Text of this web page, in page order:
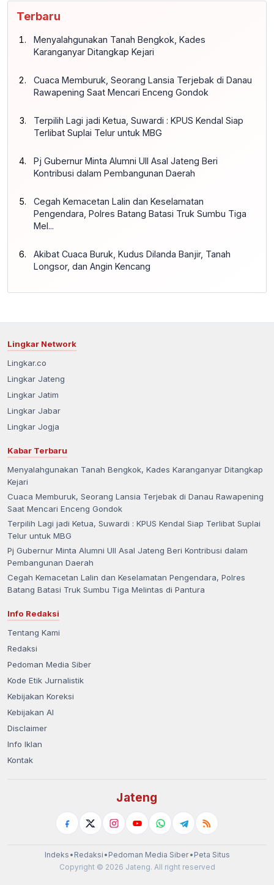
Terbaru
Menyalahgunakan Tanah Bengkok, Kades
Karanganyar Ditangkap Kejari
Cuaca Memburuk, Seorang Lansia Terjebak di Danau
Rawapening Saat Mencari Enceng Gondok
Terpilih Lagi jadi Ketua, Suwardi : KPUS Kendal Siap
Terlibat Suplai Telur untuk MBG
Pj Gubernur Minta Alumni UII Asal Jateng Beri
Kontribusi dalam Pembangunan Daerah
Cegah Kemacetan Lalin dan Keselamatan
Pengendara, Polres Batang Batasi Truk Sumbu Tiga
Mel...
Akibat Cuaca Buruk, Kudus Dilanda Banjir, Tanah
Longsor, dan Angin Kencang
Lingkar Network
Lingkar.co
Lingkar Jateng
Lingkar Jatim
Lingkar Jabar
Lingkar Jogja
Kabar Terbaru
Menyalahgunakan Tanah Bengkok, Kades Karanganyar Ditangkap
Kejari
Cuaca Memburuk, Seorang Lansia Terjebak di Danau Rawapening
Saat Mencari Enceng Gondok
Terpilih Lagi jadi Ketua, Suwardi : KPUS Kendal Siap Terlibat Suplai
Telur untuk MBG
Pj Gubernur Minta Alumni UII Asal Jateng Beri Kontribusi dalam
Pembangunan Daerah
Cegah Kemacetan Lalin dan Keselamatan Pengendara, Polres
Batang Batasi Truk Sumbu Tiga Melintas di Pantura
Info Redaksi
Tentang Kami
Redaksi
Pedoman Media Siber
Kode Etik Jurnalistik
Kebijakan Koreksi
Kebijakan AI
Disclaimer
Info Iklan
Kontak
Jateng
Indeks • Redaksi • Pedoman Media Siber• Peta Situs
Copyright © 2026 Jateng. All right reserved